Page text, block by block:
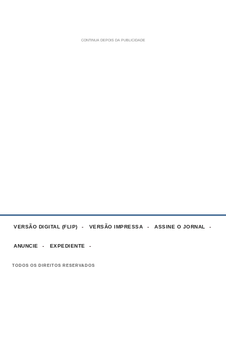
VERSÃO DIGITAL (FLIP) VERSÃO IMPRESSA ASSINE O JORNAL
ANUNCIE EXPEDIENTE
TODOS OS DIREITOS RESERVADOS